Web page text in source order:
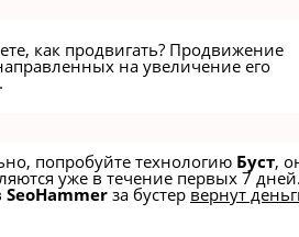
как продвигать? Продвижение
на увеличение его
попробуйте технологию Буст,
уже в течение первых 7
SeoHammer за бустер вернут